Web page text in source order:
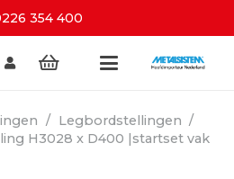
354 400
/ Legbordstellingen /
H3028 x D400 |startset vak